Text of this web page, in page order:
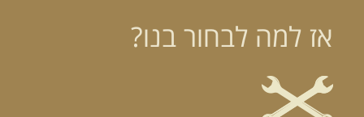
אז למה לבחור בנו?